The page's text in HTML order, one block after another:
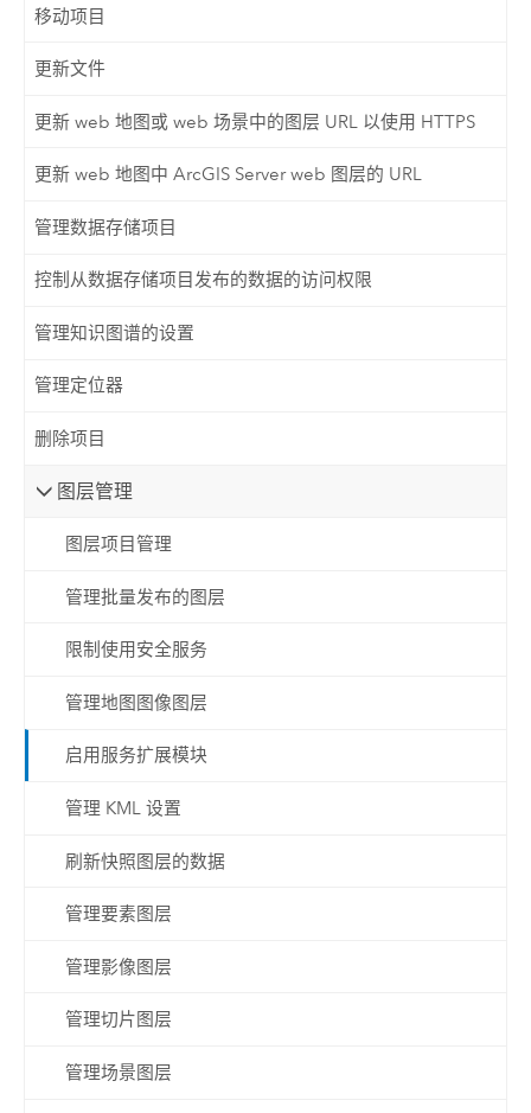
移动项目
更新文件
更新 web 地图或 web 场景中的图层 URL 以使用 HTTPS
更新 web 地图中 ArcGIS Server web 图层的 URL
管理数据存储项目
控制从数据存储项目发布的数据的访问权限
管理知识图谱的设置
管理定位器
删除项目
图层管理
图层项目管理
管理批量发布的图层
限制使用安全服务
管理地图图像图层
启用服务扩展模块
管理 KML 设置
刷新快照图层的数据
管理要素图层
管理影像图层
管理切片图层
管理场景图层